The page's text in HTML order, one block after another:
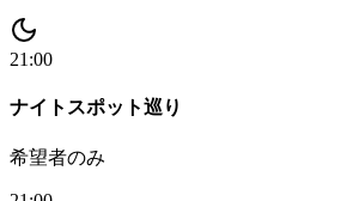
21:00
ナイトスポット巡り
希望者のみ